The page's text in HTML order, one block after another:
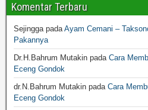
Komentar Terbaru
SejinggapadaAyam Cemani –
Pakannya
Dr.H.Bahrum Mutakin pada Cara
Eceng Gondok
dr.N.Bahrum Mutakin pada Cara
Eceng Gondok